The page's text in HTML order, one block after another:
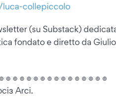
collepiccolo
(su Substack)
fondato e diretto da
๏ ๏ ๏ ๏ ๏ ๏ ๏ ๏ ๏ ๏ ๏ ๏ ๏ ๏ ๏
Arci.